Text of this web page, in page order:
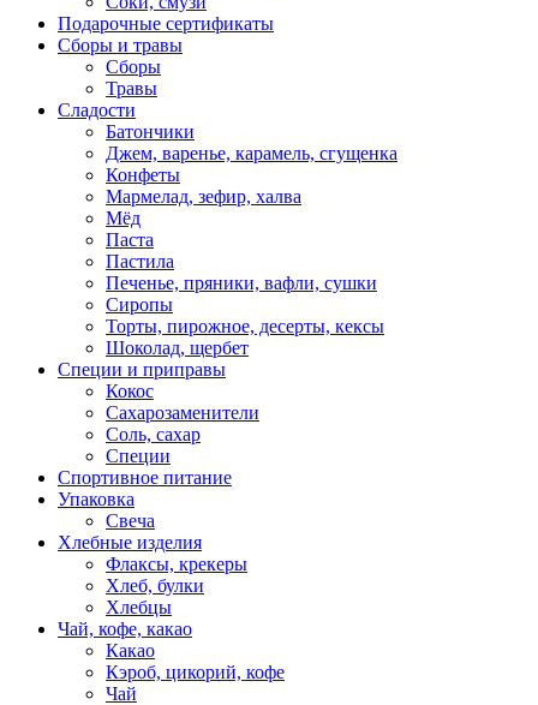
Подарочные сертификаты
Сборы и травы
Сборы
Травы
Сладости
Батончики
Джем, варенье, карамель, сгущенка
Конфеты
Мармелад, зефир, халва
Мёд
Паста
Пастила
Печенье, пряники, вафли, сушки
Сиропы
Торты, пирожное, десерты, кексы
Шоколад, щербет
Специи и приправы
Кокос
Сахарозаменители
Соль, сахар
Специи
Спортивное питание
Упаковка
Свеча
Хлебные изделия
Флаксы, крекеры
Хлеб, булки
Хлебцы
Чай, кофе, какао
Какао
Кэроб, цикорий, кофе
Чай